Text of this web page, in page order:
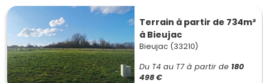
Terrain à partir de 734m²
à Bieujac
Bieujac (33210)
Du T4 au T7 à partir de 180
498 €